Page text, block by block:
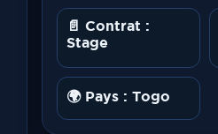
📄 Contrat :
Stage
🌍 Pays : Togo